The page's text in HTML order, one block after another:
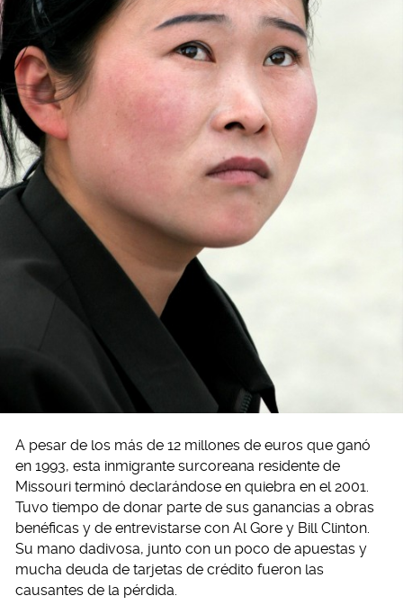
A pesar de los más de 12 millones de euros que ganó
en 1993, esta inmigrante surcoreana residente de
Missouri terminó declarándose en quiebra en el 2001.
Tuvo tiempo de donar parte de sus ganancias a obras
benéficas y de entrevistarse con Al Gore y Bill Clinton.
Su mano dadivosa, junto con un poco de apuestas y
mucha deuda de tarjetas de crédito fueron las
causantes de la pérdida.